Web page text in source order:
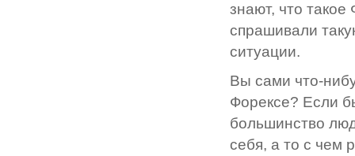
знают, что
спрашивали
ситуации.
Вы сами что-
Форексе? Если
большинство
себя, а то с чем